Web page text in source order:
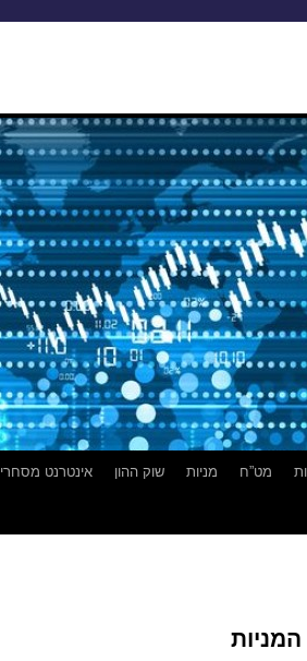
מט”ח מניות שוק ההון אינטרנט מסחרי